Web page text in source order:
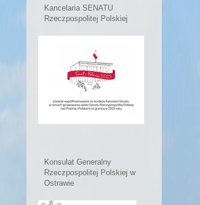
Kancelaria SENATU
Rzeczpospolitej Polskiej
Konsulat Generalny
Rzeczpospolitej Polskiej w
Ostrawie